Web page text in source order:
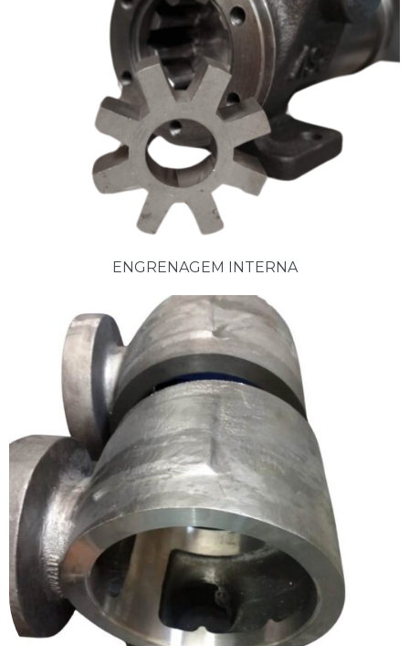
ENGRENAGEM INTERNA